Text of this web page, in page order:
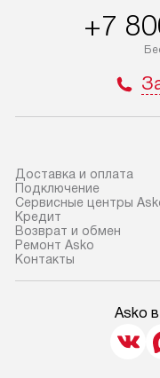
+7
Доставка и оплата
Подключение
Сервисные центры
Кредит
Возврат и обмен
Ремонт Asko
Контакты
Asko